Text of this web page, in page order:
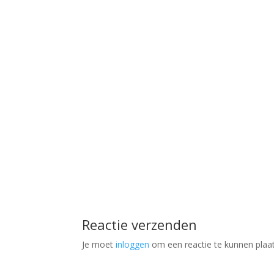
Reactie verzenden
Je moetinloggen om een reactie te kunnen